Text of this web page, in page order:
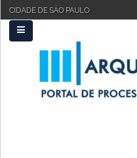
CIDADE DE SÃO PAULO
PRINCIPAL
FAQ